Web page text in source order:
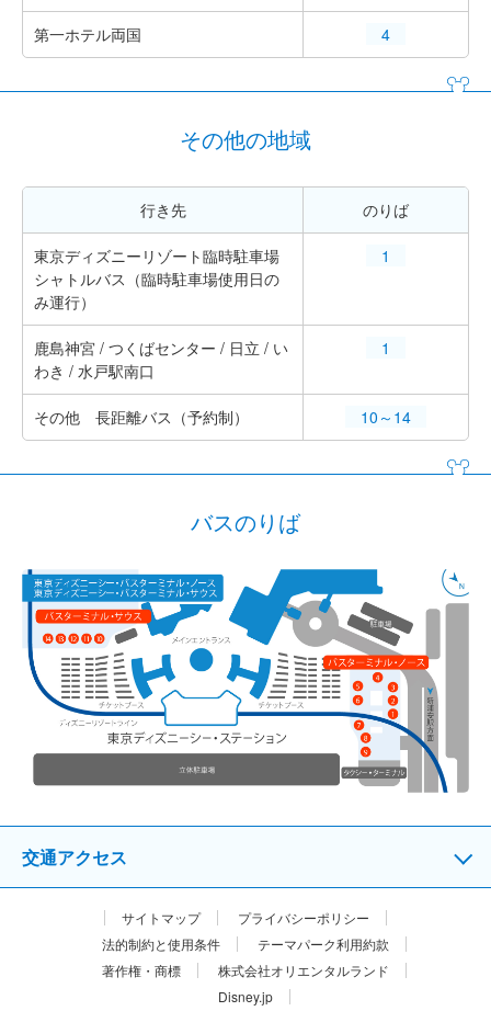
第一ホテル両国 4
その他の地域
行き先 のりば
東京ディズニーリゾート臨時駐車場
シャトルバス（臨時駐車場使用日の
み運行）
1
鹿島神宮 / つくばセンター / 日立 / い
わき / 水戸駅南口
1
その他 長距離バス（予約制） 10～14
バスのりば
交通アクセス
サイトマップ
プライバシーポリシー
法的制約と使用条件
テーマパーク利用約款
著作権・商標
株式会社オリエンタルランド
Disney.jp